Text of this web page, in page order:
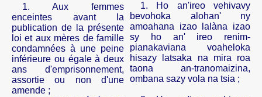
1. Aux femmes
enceintes avant la
publication de la présente
loi et aux mères de famille
condamnées à une peine
inférieure ou égale à deux
ans d'emprisonnement,
assortie ou non d'une
amende ;
1. Ho an'ireo vehivavy
bevohoka alohan' ny
amoahana izao lalàna izao
sy
ho an' ireo renim-
pianakaviana voaheloka
hisazy latsaka na mira roa
taona an-tranomaizina,
ombana sazy vola na tsia ;